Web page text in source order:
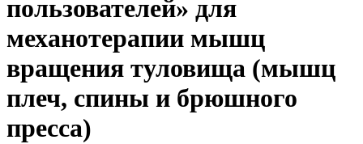
пользователей» для
механотерапии мышц
вращения туловища (мышц
плеч, спины и брюшного
пресса)